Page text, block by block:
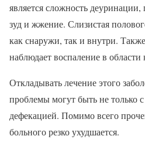
является сложность деуринации,
зуд и жжение. Слизистая
как снаружи, так и внутри.
наблюдает воспаление в
Откладывать лечение этого
проблемы могут быть не только
дефекацией. Помимо всего
больного резко ухудшается.